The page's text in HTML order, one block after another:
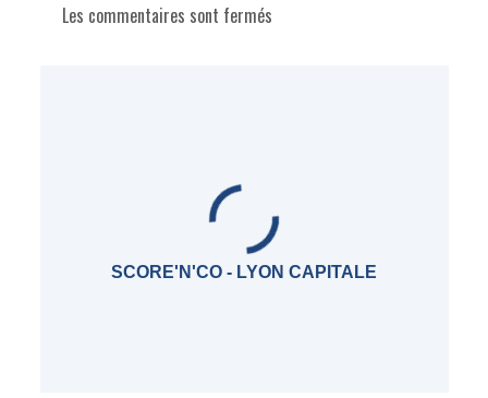
Les commentaires sont fermés
SCORE'N'CO - LYON CAPITALE